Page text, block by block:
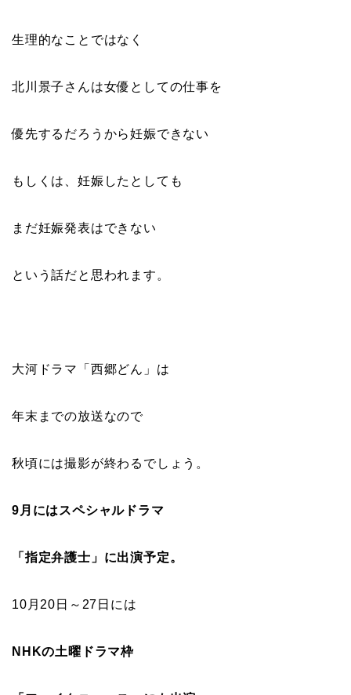
生理的なことではなく
北川景子さんは女優としての仕事を
優先するだろうから妊娠できない
もしくは、妊娠したとしても
まだ妊娠発表はできない
という話だと思われます。
大河ドラマ「西郷どん」は
年末までの放送なので
秋頃には撮影が終わるでしょう。
9月にはスペシャルドラマ
「指定弁護士」に出演予定。
10月20日～27日には
NHKの土曜ドラマ枠